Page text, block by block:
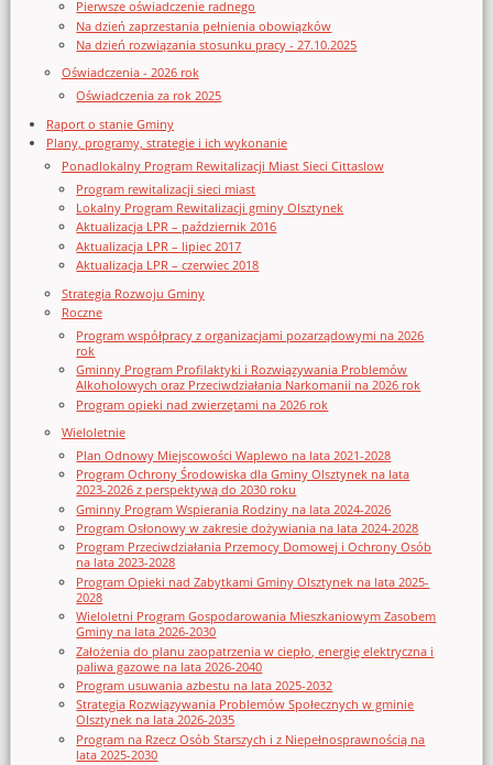
Pierwsze oświadczenie radnego
Na dzień zaprzestania pełnienia obowiązków
Na dzień rozwiązania stosunku pracy - 27.10.2025
Oświadczenia - 2026 rok
Oświadczenia za rok 2025
Raport o stanie Gminy
Plany, programy, strategie i ich wykonanie
Ponadlokalny Program Rewitalizacji Miast Sieci Cittaslow
Program rewitalizacji sieci miast
Lokalny Program Rewitalizacji gminy Olsztynek
Aktualizacja LPR – październik 2016
Aktualizacja LPR – lipiec 2017
Aktualizacja LPR – czerwiec 2018
Strategia Rozwoju Gminy
Roczne
Program współpracy z organizacjami pozarządowymi na 2026
rok
Gminny Program Profilaktyki i Rozwiązywania Problemów
Alkoholowych oraz Przeciwdziałania Narkomanii na 2026 rok
Program opieki nad zwierzętami na 2026 rok
Wieloletnie
Plan Odnowy Miejscowości Waplewo na lata 2021-2028
Program Ochrony Środowiska dla Gminy Olsztynek na lata
2023-2026 z perspektywą do 2030 roku
Gminny Program Wspierania Rodziny na lata 2024-2026
Program Osłonowy w zakresie dożywiania na lata 2024-2028
Program Przeciwdziałania Przemocy Domowej i Ochrony Osób
na lata 2023-2028
Program Opieki nad Zabytkami Gminy Olsztynek na lata 2025-
2028
Wieloletni Program Gospodarowania Mieszkaniowym Zasobem
Gminy na lata 2026-2030
Założenia do planu zaopatrzenia w ciepło, energię elektryczna i
paliwa gazowe na lata 2026-2040
Program usuwania azbestu na lata 2025-2032
Strategia Rozwiązywania Problemów Społecznych w gminie
Olsztynek na lata 2026-2035
Program na Rzecz Osób Starszych i z Niepełnosprawnością na
lata 2025-2030